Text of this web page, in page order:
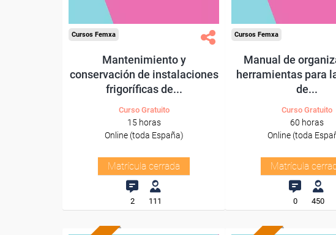
Cursos Femxa
Mantenimiento y
conservación de instalaciones
frigoríficas de...
Curso Gratuito
15 horas
Online (toda España)
Matrícula cerrada
2 111
Cursos Femxa
Manual de
herramientas para
de...
Curso Gratuito
60 horas
Online (toda
Matrícula
0 450